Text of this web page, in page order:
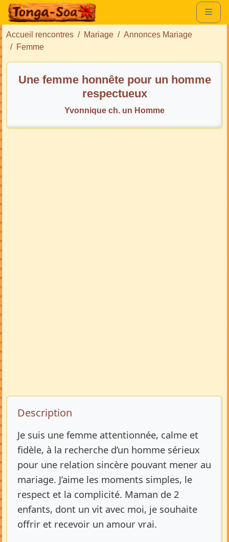
Accueil rencontres Mariage
Annonces Mariage
Femme
Une femme honnête pour un homme
respectueux
Yvonnique ch. un Homme
Description de l’annonce
Description
Je suis une femme attentionnée, calme et
fidèle, à la recherche d’un homme sérieux
pour une relation sincère pouvant mener au
mariage. J’aime les moments simples, le
respect et la complicité. Maman de 2
enfants, dont un vit avec moi, je souhaite
offrir et recevoir un amour vrai.